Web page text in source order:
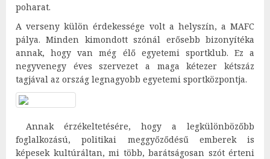
poharat.
A verseny külön érdekessége volt a helyszín, a MAFC
pálya. Minden kimondott szónál erősebb bizonyítéka
annak, hogy van még élő egyetemi sportklub. Ez a
negyvenegy éves szervezet a maga kétezer kétszáz
tagjával az ország legnagyobb egyetemi sportközpontja.
Annak érzékeltetésére, hogy a legkülönbözőbb
foglalkozású, politikai meggyőződésű emberek is
képesek kultúráltan, mi több, barátságosan szót érteni